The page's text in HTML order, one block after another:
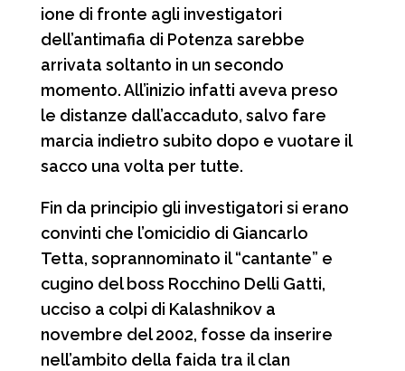
ione di fronte agli investigatori
dell’antimafia di Potenza sarebbe
arrivata soltanto in un secondo
momento. All’inizio infatti aveva preso
le distanze dall’accaduto, salvo fare
marcia indietro subito dopo e vuotare il
sacco una volta per tutte.
Fin da principio gli investigatori si erano
convinti che l’omicidio di Giancarlo
Tetta, soprannominato il “cantante” e
cugino del boss Rocchino Delli Gatti,
ucciso a colpi di Kalashnikov a
novembre del 2002, fosse da inserire
nell’ambito della faida tra il clan